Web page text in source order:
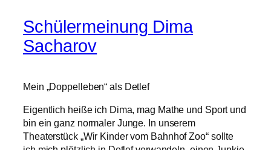
Schülermeinung Dima
Sacharov
Mein „Doppelleben“ als Detlef
Eigentlich heiße ich Dima, mag Mathe und Sport und
bin ein ganz normaler Junge. In unserem
Theaterstück „Wir Kinder vom Bahnhof Zoo“ sollte